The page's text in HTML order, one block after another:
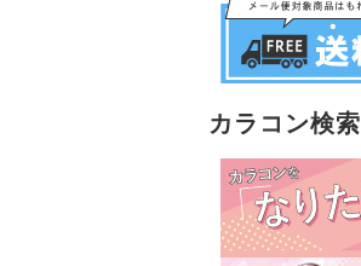
カラコン検索